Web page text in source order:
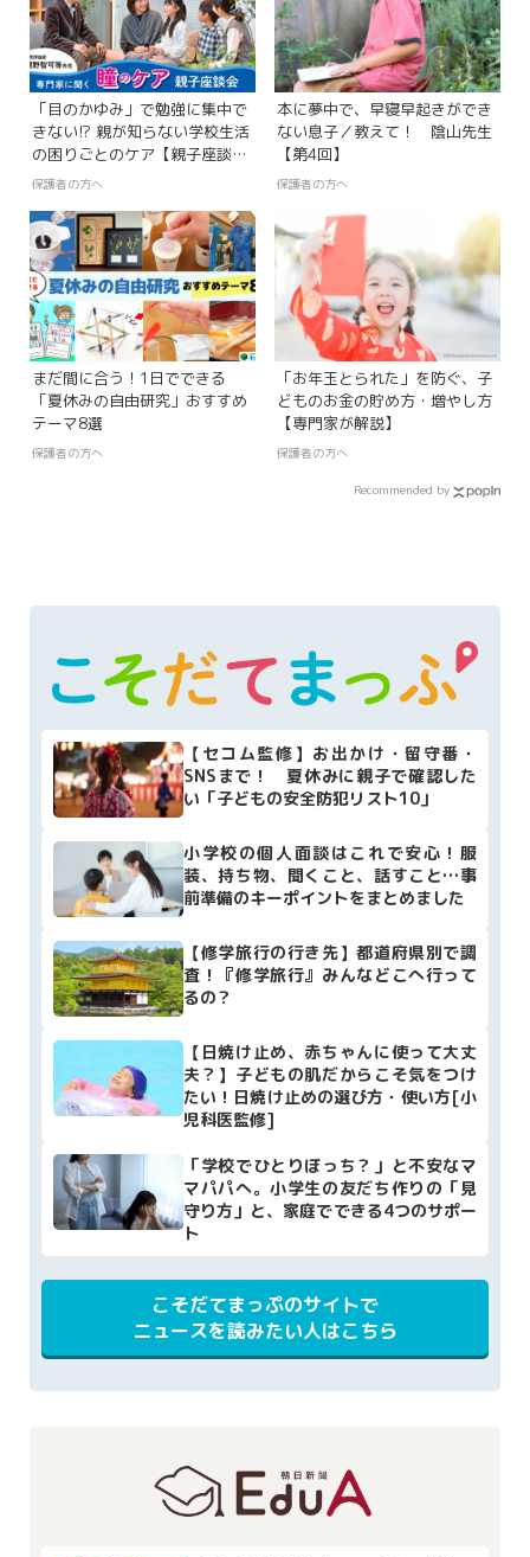
「目のかゆみ」で勉強に集中で
きない!? 親が知らない学校生活
の困りごとのケア【親子座談
会】
保護者の方へ
本に夢中で、早寝早起きができ
ない息子／教えて！ 陰山先生
【第4回】
保護者の方へ
まだ間に合う！1日でできる
「夏休みの自由研究」おすすめ
テーマ8選
保護者の方へ
「お年玉とられた」を防ぐ、子
どものお金の貯め方・増やし方
【専門家が解説】
保護者の方へ
Recommended by
【セコム監修】お出かけ・留守番・
SNSまで！ 夏休みに親子で確認した
い「子どもの安全防犯リスト10」
小学校の個人面談はこれで安心！服
装、持ち物、聞くこと、話すこと…事
前準備のキーポイントをまとめました
【修学旅行の行き先】都道府県別で調
査！『修学旅行』みんなどこへ行って
るの？
【日焼け止め、赤ちゃんに使って大丈
夫？】子どもの肌だからこそ気をつけ
たい！日焼け止めの選び方・使い方[小
児科医監修]
「学校でひとりぼっち？」と不安なマ
マパパへ。小学生の友だち作りの「見
守り方」と、家庭でできる4つのサポー
ト
こそだてまっぷのサイトで
ニュースを読みたい人はこちら